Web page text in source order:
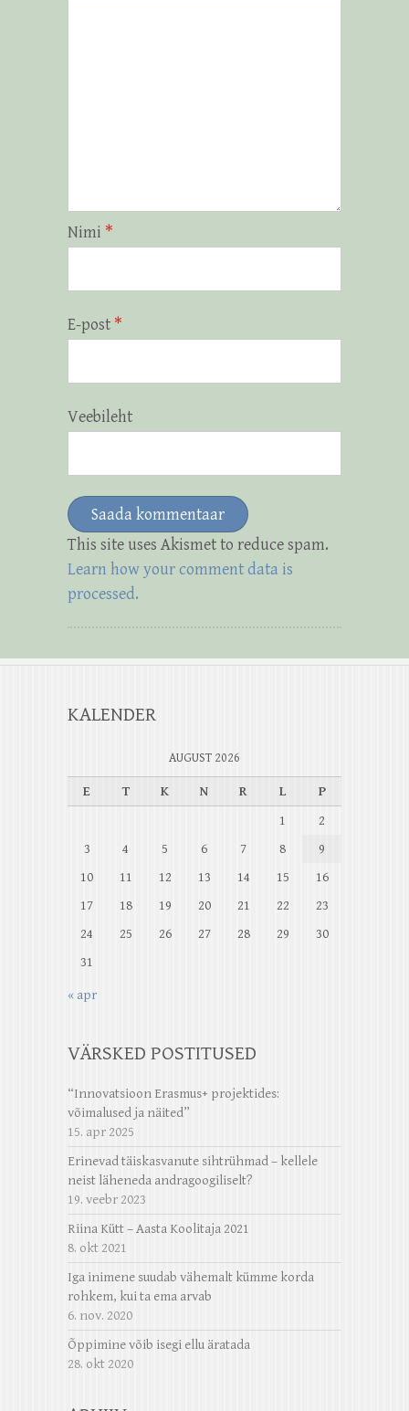
Nimi *
E-post *
Veebileht
This site uses Akismet to reduce spam.
Learn how your comment data is
processed.
KALENDER
AUGUST 2026
E T K N R L
P
1
2
3
4 5 6 7 8
9
10
11 12 13 14 15
16
17
18 19 20 21 22
23
24
25 26 27 28 29
30
31
« apr
VÄRSKED POSTITUSED
“Innovatsioon Erasmus+ projektides:
võimalused ja näited”
15. apr 2025
Erinevad täiskasvanute sihtrühmad – kellele
neist läheneda andragoogiliselt?
19. veebr 2023
Riina Kütt – Aasta Koolitaja 2021
8. okt 2021
Iga inimene suudab vähemalt kümme korda
rohkem, kui ta ema arvab
6. nov. 2020
Õppimine võib isegi ellu äratada
28. okt 2020